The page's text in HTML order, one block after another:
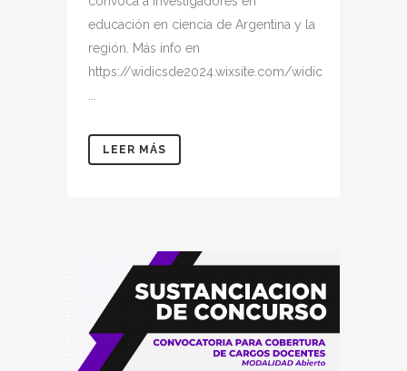
educación en ciencia de Argentina y la
región. Más info en
https://widicsde2024.wixsite.com/widic
LEER MÁS